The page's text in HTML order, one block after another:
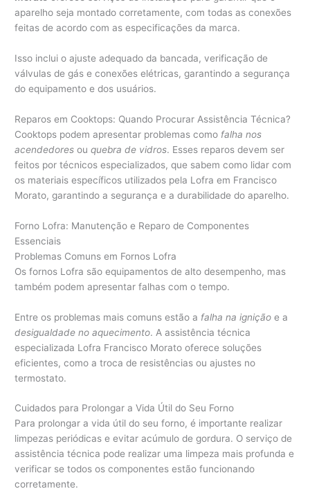
aparelho seja montado corretamente, com todas as conexões
feitas de acordo com as especificações da marca.
Isso inclui o ajuste adequado da bancada, verificação de
válvulas de gás e conexões elétricas, garantindo a segurança
do equipamento e dos usuários.
Reparos em Cooktops: Quando Procurar Assistência Técnica?
Cooktops podem apresentar problemas como falha nos
acendedores ouquebra de vidros. Esses reparos devem ser
feitos por técnicos especializados, que sabem como lidar com
os materiais específicos utilizados pela Lofra em Francisco
Morato, garantindo a segurança e a durabilidade do aparelho.
Forno Lofra: Manutenção e Reparo de Componentes
Essenciais
Problemas Comuns em Fornos Lofra
Os fornos Lofra são equipamentos de alto desempenho, mas
também podem apresentar falhas com o tempo.
Entre os problemas mais comuns estão a falha na ignição e a
desigualdade no aquecimento. A assistência técnica
especializada Lofra Francisco Morato oferece soluções
eficientes, como a troca de resistências ou ajustes no
termostato.
Cuidados para Prolongar a Vida Útil do Seu Forno
Para prolongar a vida útil do seu forno, é importante realizar
limpezas periódicas e evitar acúmulo de gordura. O serviço de
assistência técnica pode realizar uma limpeza mais profunda e
verificar se todos os componentes estão funcionando
corretamente.